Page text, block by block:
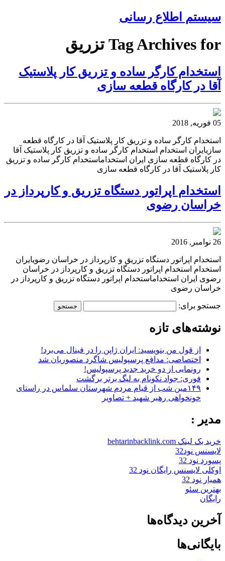
سیستم اطلاع رسانی
Tag Archives for تزریق
استخدام کارگر ساده و تزریق کار پلاستیک
آقا در کارگاه قطعه سازی
05 فوریه, 2018
استخدام کارگر ساده و تزریق کار پلاستیک آقا در کارگاه قطعه
سازیایران استخدام استخدام کارگر ساده و تزریق کار پلاستیک آقا
در کارگاه قطعه سازی ایران استخداماستخدام کارگر ساده و تزریق
کار پلاستیک آقا در کارگاه قطعه سازی
استخدام اپراتور دستگاه تزریق و کارپرداز در
خراسان رضوی
26 نوامبر, 2016
استخدام اپراتور دستگاه تزریق و کارپرداز در خراسان رضویایران
استخدام استخدام اپراتور دستگاه تزریق و کارپرداز در خراسان
رضوی ایران استخداماستخدام اپراتور دستگاه تزریق و کارپرداز در
خراسان رضوی
جستجو برای:
نوشته‌های تازه
از قول من بنویسید: ایران ژاپن را در فینال می‌برد!
اختصاصی: مدافع پرسپولیس شاگرد منصوریان شد
رونمایی از دو خرید جدید پرسپولیس!
فوری: جواد نکونام به لیگ برتر برگشت
۱۴۹مین شب از قیام مردم شهرستان سلماس در راستای
خونخواهی رهبر شهید + تصاویر
مدیر :
خرید بک لینک behtarinbacklink.com
لایسنس نود32
پسورد نود 32
اوکلی لایسنس رایگان نود 32
همیار نود 32
بهترین سئو
رایگان
آخرین دیدگاه‌ها
بایگانی‌ها